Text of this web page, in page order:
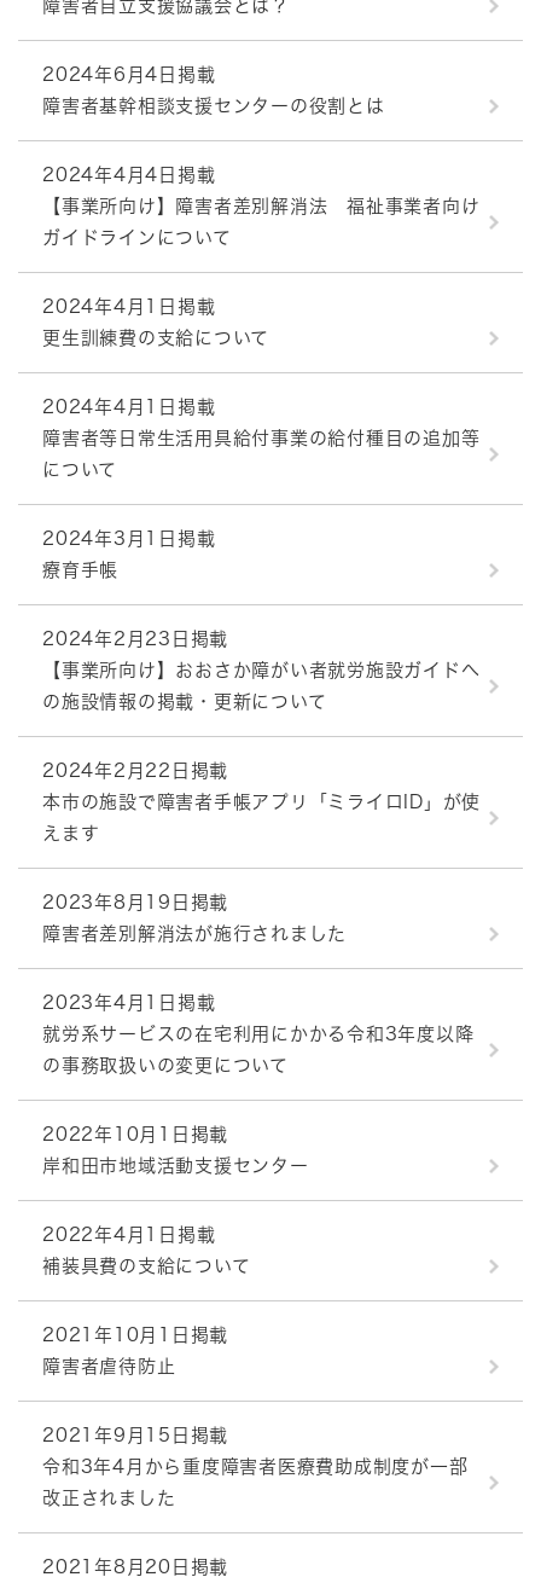
障害者自立支援協議会とは？
2024年6月4日掲載
障害者基幹相談支援センターの役割とは
2024年4月4日掲載
【事業所向け】障害者差別解消法 福祉事業者向け
ガイドラインについて
2024年4月1日掲載
更生訓練費の支給について
2024年4月1日掲載
障害者等日常生活用具給付事業の給付種目の追加等
について
2024年3月1日掲載
療育手帳
2024年2月23日掲載
【事業所向け】おおさか障がい者就労施設ガイドへ
の施設情報の掲載・更新について
2024年2月22日掲載
本市の施設で障害者手帳アプリ「ミライロID」が使
えます
2023年8月19日掲載
障害者差別解消法が施行されました
2023年4月1日掲載
就労系サービスの在宅利用にかかる令和3年度以降
の事務取扱いの変更について
2022年10月1日掲載
岸和田市地域活動支援センター
2022年4月1日掲載
補装具費の支給について
2021年10月1日掲載
障害者虐待防止
2021年9月15日掲載
令和3年4月から重度障害者医療費助成制度が一部
改正されました
2021年8月20日掲載